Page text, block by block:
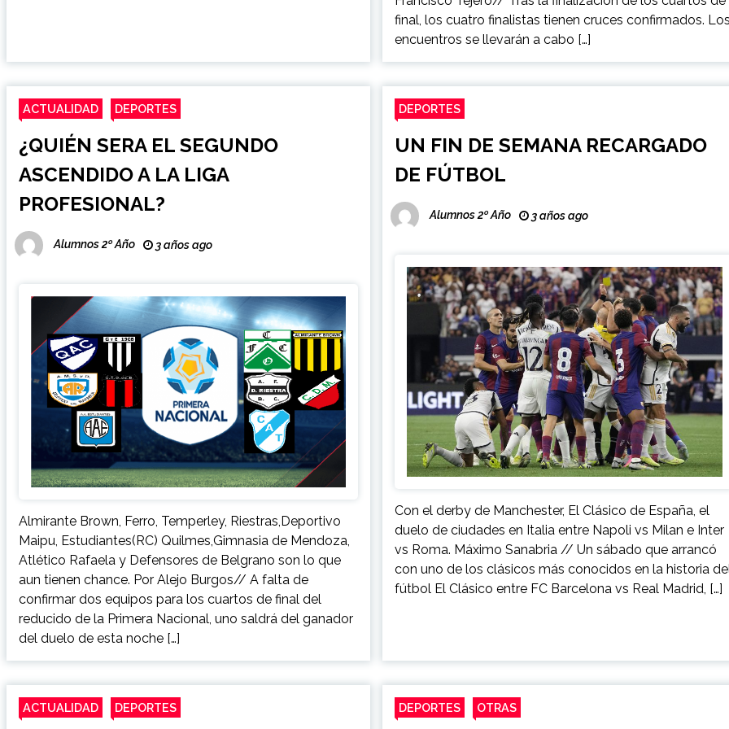
final, los cuatro finalistas tienen cruces confirmados.
encuentros se llevarán a cabo […]
ACTUALIDAD DEPORTES
¿QUIÉN SERA EL SEGUNDO
ASCENDIDO A LA LIGA
PROFESIONAL?
Alumnos 2º Año 3 años ago
Almirante Brown, Ferro, Temperley, Riestras,Deportivo
Maipu, Estudiantes(RC) Quilmes,Gimnasia de Mendoza,
Atlético Rafaela y Defensores de Belgrano son lo que
aun tienen chance. Por Alejo Burgos// A falta de
confirmar dos equipos para los cuartos de final del
reducido de la Primera Nacional, uno saldrá del ganador
del duelo de esta noche […]
DEPORTES
UN FIN DE SEMANA RECARGADO
DE FÚTBOL
Alumnos 2º Año 3 años ago
Con el derby de Manchester, El Clásico de España, el
duelo de ciudades en Italia entre Napoli vs Milan e Inter
vs Roma. Máximo Sanabria // Un sábado que arrancó
con uno de los clásicos más conocidos en la historia
fútbol El Clásico entre FC Barcelona vs Real Madrid, […]
ACTUALIDAD DEPORTES DEPORTES OTRAS